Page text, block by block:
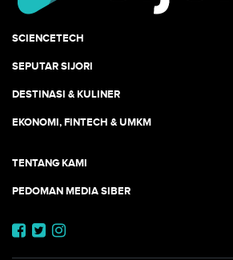
SCIENCETECH
SEPUTAR SIJORI
DESTINASI & KULINER
EKONOMI, FINTECH & UMKM
TENTANG KAMI
PEDOMAN MEDIA SIBER